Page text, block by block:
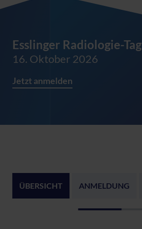
Esslinger Radiologie-Tag
16. Oktober 2026
Jetzt anmelden
ÜBERSICHT ANMELDUNG